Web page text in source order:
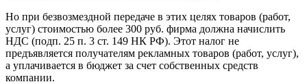
Но при безвозмездной передаче в этих целях товаров (работ,
услуг) стоимостью более 300 руб. фирма должна начислить
НДС (подп. 25 п. 3 ст. 149 НК РФ). Этот налог не
предъявляется получателям рекламных товаров (работ, услуг),
а уплачивается в бюджет за счет собственных средств
компании.